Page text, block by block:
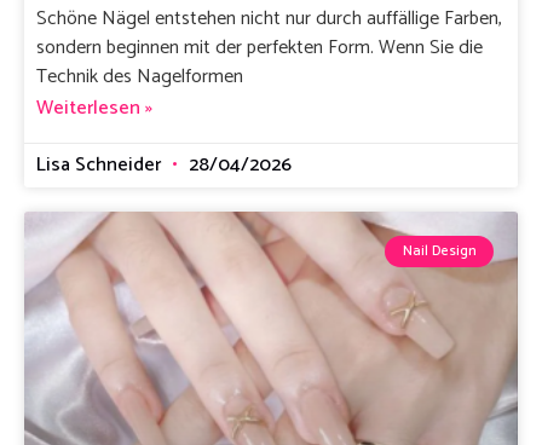
Schöne Nägel entstehen nicht nur durch auffällige Farben,
sondern beginnen mit der perfekten Form. Wenn Sie die
Technik des Nagelformen
Weiterlesen »
Lisa Schneider
28/04/2026
Nail Design